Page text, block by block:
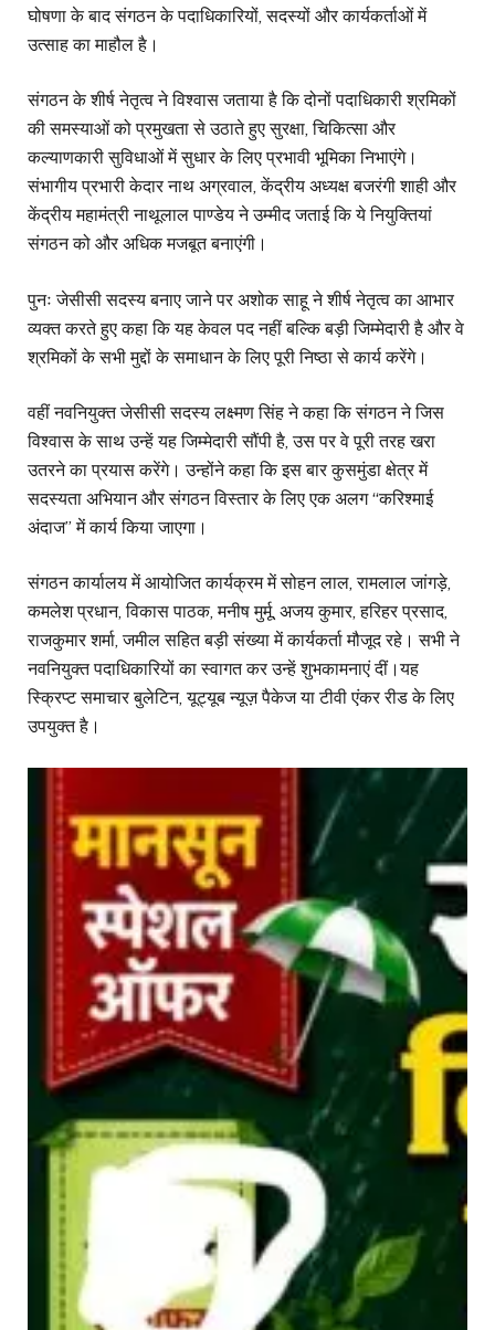
घोषणा के बाद संगठन के पदाधिकारियों, सदस्यों और कार्यकर्ताओं में
उत्साह का माहौल है।
संगठन के शीर्ष नेतृत्व ने विश्वास जताया है कि दोनों पदाधिकारी श्रमिकों
की समस्याओं को प्रमुखता से उठाते हुए सुरक्षा, चिकित्सा और
कल्याणकारी सुविधाओं में सुधार के लिए प्रभावी भूमिका निभाएंगे।
संभागीय प्रभारी केदार नाथ अग्रवाल, केंद्रीय अध्यक्ष बजरंगी शाही और
केंद्रीय महामंत्री नाथूलाल पाण्डेय ने उम्मीद जताई कि ये नियुक्तियां
संगठन को और अधिक मजबूत बनाएंगी।
पुनः जेसीसी सदस्य बनाए जाने पर अशोक साहू ने शीर्ष नेतृत्व का आभार
व्यक्त करते हुए कहा कि यह केवल पद नहीं बल्कि बड़ी जिम्मेदारी है और वे
श्रमिकों के सभी मुद्दों के समाधान के लिए पूरी निष्ठा से कार्य करेंगे।
वहीं नवनियुक्त जेसीसी सदस्य लक्ष्मण सिंह ने कहा कि संगठन ने जिस
विश्वास के साथ उन्हें यह जिम्मेदारी सौंपी है, उस पर वे पूरी तरह खरा
उतरने का प्रयास करेंगे। उन्होंने कहा कि इस बार कुसमुंडा क्षेत्र में
सदस्यता अभियान और संगठन विस्तार के लिए एक अलग “करिश्माई
अंदाज” में कार्य किया जाएगा।
संगठन कार्यालय में आयोजित कार्यक्रम में सोहन लाल, रामलाल जांगड़े,
कमलेश प्रधान, विकास पाठक, मनीष मुर्मू, अजय कुमार, हरिहर प्रसाद,
राजकुमार शर्मा, जमील सहित बड़ी संख्या में कार्यकर्ता मौजूद रहे। सभी ने
नवनियुक्त पदाधिकारियों का स्वागत कर उन्हें शुभकामनाएं दीं।यह
स्क्रिप्ट समाचार बुलेटिन, यूट्यूब न्यूज़ पैकेज या टीवी एंकर रीड के लिए
उपयुक्त है।